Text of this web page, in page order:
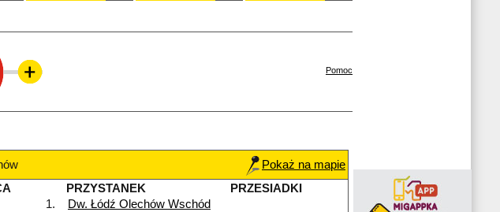
Pomoc
Pokaż na mapie
PRZYSTANEK
PRZESIADKI
1.
Dw. Łódź Olechów Wschód